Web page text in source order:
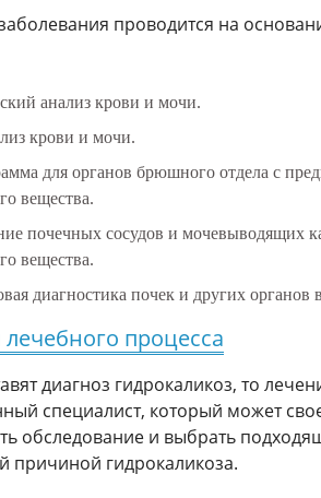
проводится на
анализ крови и мочи.
крови и мочи.
для органов брюшного отдела с
вещества.
почечных сосудов и мочевыводящих
вещества.
диагностика почек и других
процесса
диагноз гидрокаликоз, то
специалист, который может
обследование и выбрать
причиной гидрокаликоза.